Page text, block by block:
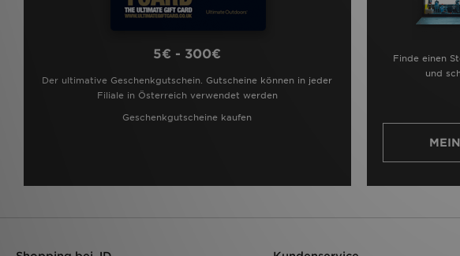
5€ - 300€
Der ultimative Geschenkgutschein. Gutscheine können in jeder
Filiale in Österreich verwendet werden
Geschenkgutscheine kaufen
Finde einen
und